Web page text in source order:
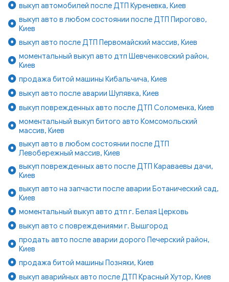
выкуп автомобилей после ДТП Куреневка, Киев
выкуп авто в любом состоянии после ДТП Пирогово,
Киев
выкуп авто после ДТП Первомайский массив, Киев
моментальный выкуп авто дтп Шевченковский район,
Киев
продажа битой машины Кибальчича, Киев
выкуп авто после аварии Шулявка, Киев
выкуп поврежденных авто после ДТП Соломенка, Киев
моментальный выкуп битого авто Комсомольский
массив, Киев
выкуп авто в любом состоянии после ДТП
Левобережный массив, Киев
выкуп поврежденных авто после ДТП Караваевы дачи,
Киев
выкуп авто на запчасти после аварии Ботанический сад,
Киев
моментальный выкуп авто дтп г. Белая Церковь
выкуп авто с повреждениями г. Вышгород
продать авто после аварии дорого Печерский район,
Киев
продажа битой машины Позняки, Киев
выкуп аварийных авто после ДТП Красный Хутор, Киев